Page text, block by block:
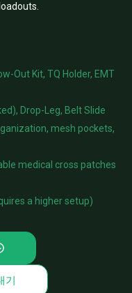
loadouts.
Out Kit, TQ Holder, EMT
Drop-Leg, Belt Slide
mesh pockets,
medical cross patches
a higher setup)
기